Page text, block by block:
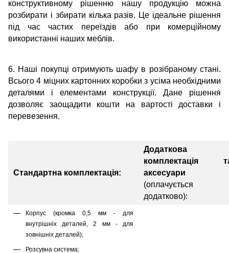
конструктивному рішенню нашу продукцію можна
розбирати і збирати кілька разів. Це ідеальне рішення
під час частих переїздів або при комерційному
використанні наших меблів.
6. Наші покупці отримують шафу в розібраному стані.
Всього 4 міцних картонних коробки з усіма необхідними
деталями і елементами конструкції. Дане рішення
дозволяє заощадити кошти на вартості доставки і
перевезення.
Стандартна комплектація:
Додаткова
комплектація
аксесуари
(оплачується
додатково):
Корпус (кромка 0,5 мм - для
внутрішніх деталей, 2 мм - для
зовнішніх деталей);
Розсувна система;